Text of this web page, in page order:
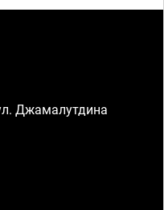
Джамалутдина